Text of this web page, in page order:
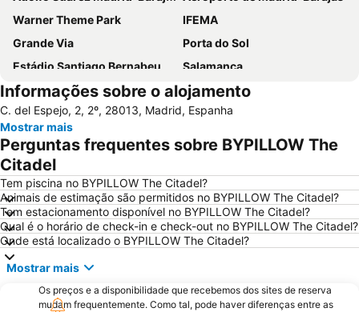
Warner Theme Park
IFEMA
Grande Via
Porta do Sol
Estádio Santiago Bernabeu
Salamanca
Atocha
Estación Sur
Estadio Metropolitano Metro Station
Barajas
Metropolitano Metro Station
Chamartín
Estação de Atocha
De Chueca
Madrid
Madrid Arena
Parque de Atracciones de Madrid
Parque Retiro
Palacio de Vistalegre
Caja Mágica
Museu Nacional do Prado
Chamberí
Casino Gran Vía
Calle Serrano
Informações sobre o alojamento
C. del Espejo, 2, 2º, 28013, Madrid, Espanha
Mostrar mais
Perguntas frequentes sobre BYPILLOW The
Citadel
Tem piscina no BYPILLOW The Citadel?
Animais de estimação são permitidos no BYPILLOW The Citadel?
Tem estacionamento disponível no BYPILLOW The Citadel?
Qual é o horário de check-in e check-out no BYPILLOW The Citadel?
Onde está localizado o BYPILLOW The Citadel?
Mostrar mais
Os preços e a disponibilidade que recebemos dos sites de reserva
mudam frequentemente. Como tal, pode haver diferenças entre as